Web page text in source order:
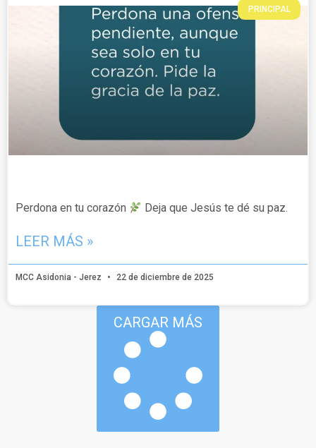
PRINCIPAL
Perdona en tu corazón Deja que Jesús te dé su paz.
LEER MÁS »
MCC Asidonia - Jerez 22 de diciembre de 2025
CARGAR MÁS